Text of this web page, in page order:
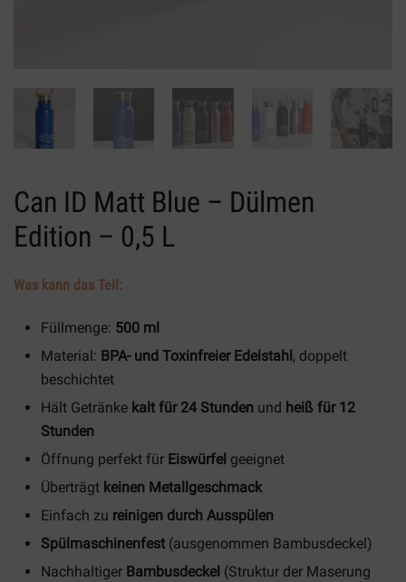
Can ID Matt Blue – Dülmen
Edition – 0,5 L
Was kann das Teil:
Füllmenge: 500 ml
Material: BPA- und Toxinfreier Edelstahl , doppelt
beschichtet
Hält Getränke kalt für 24 Stunden und heiß für 12
Stunden
Öffnung perfekt für Eiswürfel geeignet
Überträgt keinen Metallgeschmack
Einfach zu reinigen durch Ausspülen
Spülmaschinenfest (ausgenommen Bambusdeckel)
Nachhaltiger Bambusdeckel (Struktur der Maserung